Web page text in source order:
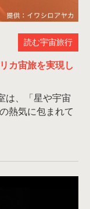
読む宇宙旅行
カ宙旅を実現し
は、「星や宇宙
熱気に包まれて